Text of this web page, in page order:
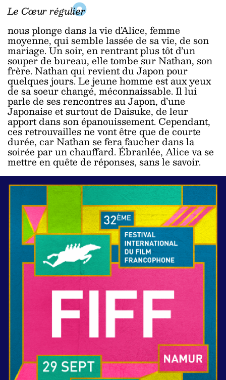
Le Cœur régulier
nous plonge dans la vie d’Alice, femme
moyenne, qui semble lassée de sa vie, de son
mariage. Un soir, en rentrant plus tôt d’un
souper de bureau, elle tombe sur Nathan, son
frère. Nathan qui revient du Japon pour
quelques jours. Le jeune homme est aux yeux
de sa soeur changé, méconnaissable. Il lui
parle de ses rencontres au Japon, d’une
Japonaise et surtout de Daisuke, de leur
apport dans son épanouissement. Cependant,
ces retrouvailles ne vont être que de courte
durée, car Nathan se fera faucher dans la
soirée par un chauffard. Ébranlée, Alice va se
mettre en quête de réponses, sans le savoir.